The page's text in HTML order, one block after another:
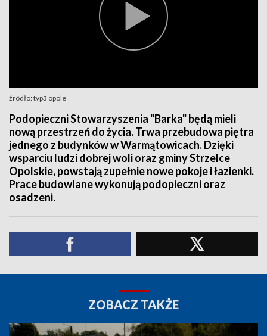
źródło: tvp3 opole
Podopieczni Stowarzyszenia "Barka" będą mieli
nową przestrzeń do życia. Trwa przebudowa piętra
jednego z budynków w Warmątowicach. Dzięki
wsparciu ludzi dobrej woli oraz gminy Strzelce
Opolskie, powstają zupełnie nowe pokoje i łazienki.
Prace budowlane wykonują podopieczni oraz
osadzeni.
ZOBACZ TAKŻE